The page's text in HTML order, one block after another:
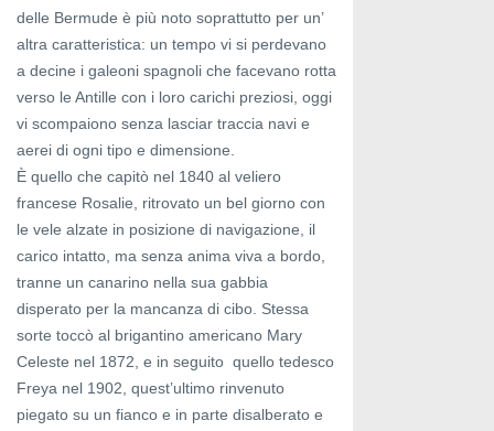
delle Bermude è più noto soprattutto per un’
altra caratteristica: un tempo vi si perdevano
a decine i galeoni spagnoli che facevano rotta
verso le Antille con i loro carichi preziosi, oggi
vi scompaiono senza lasciar traccia navi e
aerei di ogni tipo e dimensione.
È quello che capitò nel 1840 al veliero
francese Rosalie, ritrovato un bel giorno con
le vele alzate in posizione di navigazione, il
carico intatto, ma senza anima viva a bordo,
tranne un canarino nella sua gabbia
disperato per la mancanza di cibo. Stessa
sorte toccò al brigantino americano Mary
Celeste nel 1872, e in seguito quello tedesco
Freya nel 1902, quest’ultimo rinvenuto
piegato su un fianco e in parte disalberato e